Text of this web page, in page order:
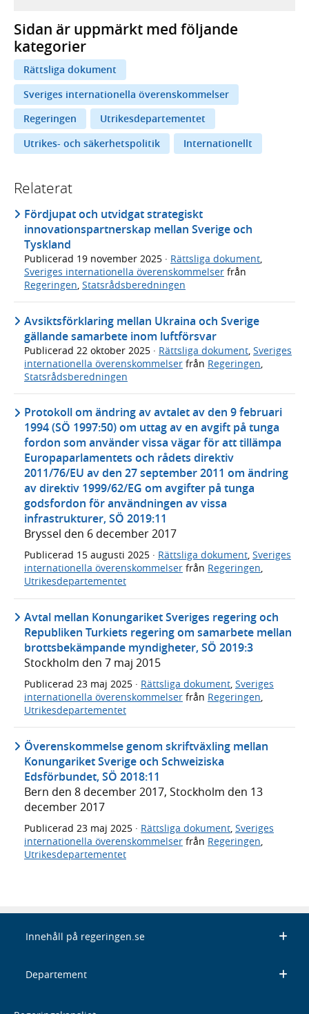
Sidan är uppmärkt med följande
kategorier
Rättsliga dokument
Sveriges internationella överenskommelser
Regeringen
Utrikesdepartementet
Utrikes- och säkerhetspolitik
Internationellt
Relaterat
Fördjupat och utvidgat strategiskt
innovationspartnerskap mellan Sverige och
Tyskland
Publicerad 19 november 2025 · Rättsliga dokument,
Sveriges internationella överenskommelser från
Regeringen, Statsrådsberedningen
Avsiktsförklaring mellan Ukraina och Sverige
gällande samarbete inom luftförsvar
Publicerad 22 oktober 2025 · Rättsliga dokument Sveriges
internationella överenskommelser från Regeringen
Statsrådsberedningen
Protokoll om ändring av avtalet av den 9 februari
1994 (SÖ 1997:50) om uttag av en avgift på tunga
fordon som använder vissa vägar för att tillämpa
Europaparlamentets och rådets direktiv
2011/76/EU av den 27 september 2011 om ändring
av direktiv 1999/62/EG om avgifter på tunga
godsfordon för användningen av vissa
infrastrukturer, SÖ 2019:11
Bryssel den 6 december 2017
Publicerad 15 augusti 2025 · Rättsliga dokument, Sveriges
internationella överenskommelser från Regeringen,
Utrikesdepartementet
Avtal mellan Konungariket Sveriges regering och
Republiken Turkiets regering om samarbete mellan
brottsbekämpande myndigheter, SÖ 2019:3
Stockholm den 7 maj 2015
Publicerad 23 maj 2025 · Rättsliga dokument, Sveriges
internationella överenskommelser från Regeringen,
Utrikesdepartementet
Överenskommelse genom skriftväxling mellan
Konungariket Sverige och Schweiziska
Edsförbundet, SÖ 2018:11
Bern den 8 december 2017, Stockholm den 13
december 2017
Publicerad 23 maj 2025 · Rättsliga dokument Sveriges
internationella överenskommelser från Regeringen
Utrikesdepartementet
Innehåll på regeringen.se
Departement